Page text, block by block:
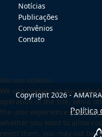
Notícias
Publicações
Convênios
Contato
Copyright 2026 -
Política
We use cookies
We use cookies on our
operation of the site, while
the user experience (tracking
whether you want to allow
reject them, you may not be